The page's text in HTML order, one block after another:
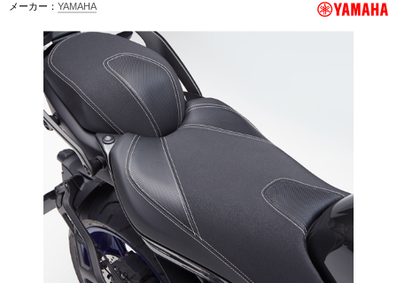
メーカー： YAMAHA